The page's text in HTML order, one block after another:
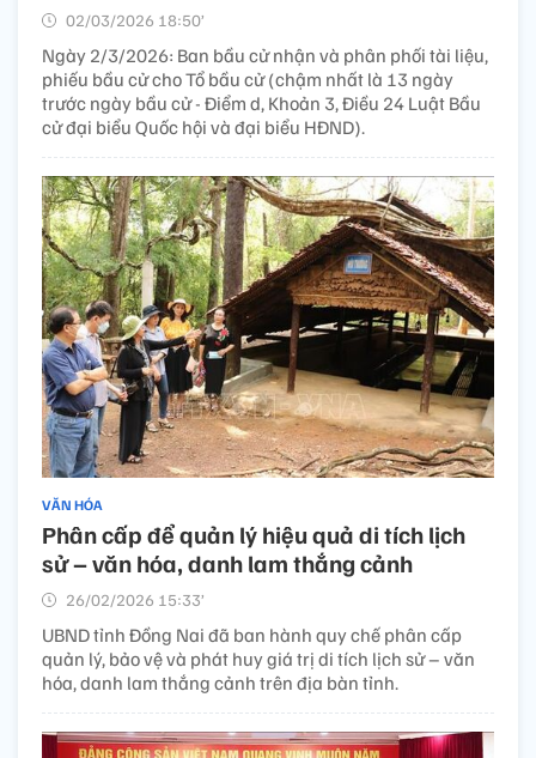
02/03/2026 18:50’
Ngày 2/3/2026: Ban bầu cử nhận và phân phối tài liệu,
phiếu bầu cử cho Tổ bầu cử (chậm nhất là 13 ngày
trước ngày bầu cử - Điểm d, Khoản 3, Điều 24 Luật Bầu
cử đại biểu Quốc hội và đại biểu HĐND).
VĂN HÓA
Phân cấp để quản lý hiệu quả di tích lịch
sử – văn hóa, danh lam thắng cảnh
26/02/2026 15:33’
UBND tỉnh Đồng Nai đã ban hành quy chế phân cấp
quản lý, bảo vệ và phát huy giá trị di tích lịch sử – văn
hóa, danh lam thắng cảnh trên địa bàn tỉnh.